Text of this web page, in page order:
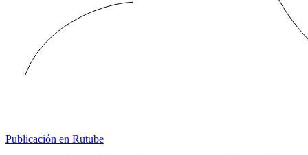
Publicación en Rutube